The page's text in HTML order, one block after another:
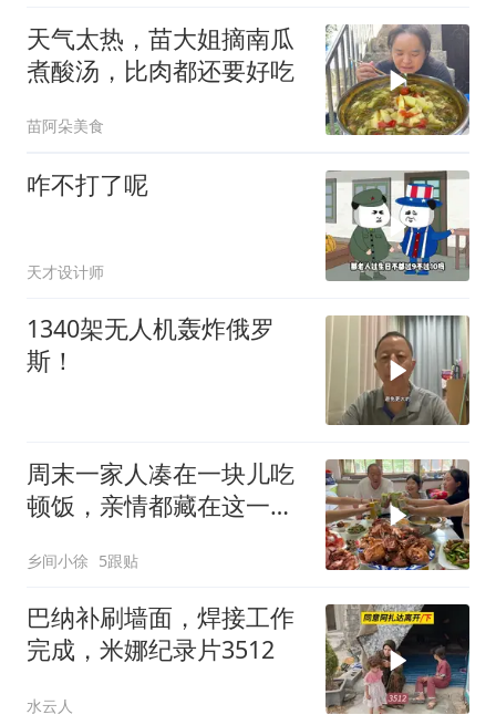
天气太热，苗大姐摘南瓜
煮酸汤，比肉都还要好吃
苗阿朵美食
咋不打了呢
天才设计师
1340架无人机轰炸俄罗
斯！
周末一家人凑在一块儿吃
顿饭，亲情都藏在这一饭
乡间小徐 5跟贴
巴纳补刷墙面，焊接工作
完成，米娜纪录片3512
水云人